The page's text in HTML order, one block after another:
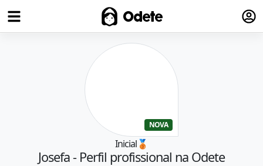
Odete
NOVA
Inicial🥉
Josefa- Perfil profissional na Odete